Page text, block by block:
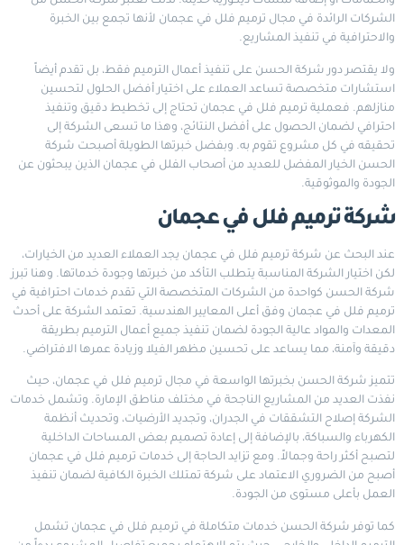
الشركات الرائدة في مجال ترميم فلل في عجمان لأنها تجمع بين الخبرة
والاحترافية في تنفيذ المشاريع.
ولا يقتصر دور شركة الحسن على تنفيذ أعمال الترميم فقط، بل تقدم أيضاً
استشارات متخصصة تساعد العملاء على اختيار أفضل الحلول لتحسين
منازلهم. فعملية ترميم فلل في عجمان تحتاج إلى تخطيط دقيق وتنفيذ
احترافي لضمان الحصول على أفضل النتائج، وهذا ما تسعى الشركة إلى
تحقيقه في كل مشروع تقوم به. وبفضل خبرتها الطويلة أصبحت شركة
الحسن الخيار المفضل للعديد من أصحاب الفلل في عجمان الذين يبحثون عن
الجودة والموثوقية.
شركة ترميم فلل في عجمان
عند البحث عن شركة ترميم فلل في عجمان يجد العملاء العديد من الخيارات،
لكن اختيار الشركة المناسبة يتطلب التأكد من خبرتها وجودة خدماتها. وهنا تبرز
شركة الحسن كواحدة من الشركات المتخصصة التي تقدم خدمات احترافية في
ترميم فلل في عجمان وفق أعلى المعايير الهندسية. تعتمد الشركة على أحدث
المعدات والمواد عالية الجودة لضمان تنفيذ جميع أعمال الترميم بطريقة
دقيقة وآمنة، مما يساعد على تحسين مظهر الفيلا وزيادة عمرها الافتراضي.
تتميز شركة الحسن بخبرتها الواسعة في مجال ترميم فلل في عجمان، حيث
نفذت العديد من المشاريع الناجحة في مختلف مناطق الإمارة. وتشمل خدمات
الشركة إصلاح التشققات في الجدران، وتجديد الأرضيات، وتحديث أنظمة
الكهرباء والسباكة، بالإضافة إلى إعادة تصميم بعض المساحات الداخلية
لتصبح أكثر راحة وجمالاً. ومع تزايد الحاجة إلى خدمات ترميم فلل في عجمان
أصبح من الضروري الاعتماد على شركة تمتلك الخبرة الكافية لضمان تنفيذ
العمل بأعلى مستوى من الجودة.
كما توفر شركة الحسن خدمات متكاملة في ترميم فلل في عجمان تشمل